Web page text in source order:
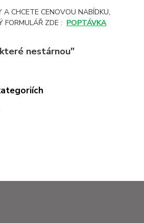
A CHCETE CENOVOU NABÍDKU,
FORMULÁŘ ZDE : POPTÁVKA
nestárnou"